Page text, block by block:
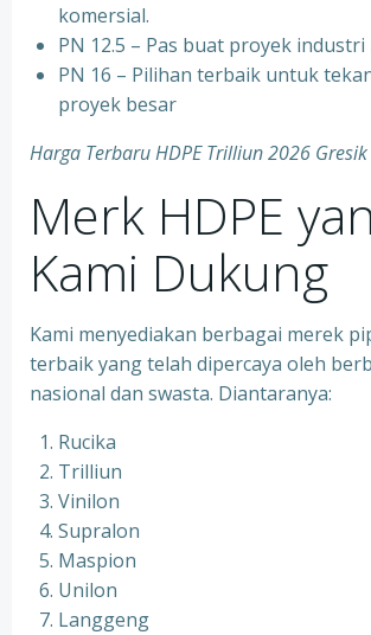
komersial.
PN 12.5 – Pas buat proyek
PN 16 – Pilihan terbaik untuk
proyek besar
Harga Terbaru HDPE Trilliun 2026 Gresik
Merk HDPE
Kami Dukung
Kami menyediakan berbagai merek
terbaik yang telah dipercaya oleh
nasional dan swasta. Diantaranya:
Rucika
Trilliun
Vinilon
Supralon
Maspion
Unilon
Langgeng